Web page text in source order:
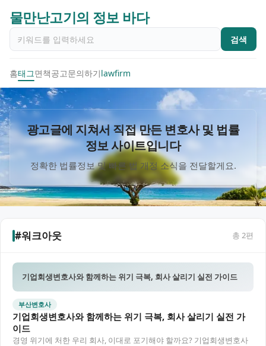
물만난고기의 정보 바다
검색
홈태그면책공고문의하기lawfirm
광고글에 지쳐서 직접 만든 변호사 및 법률
정보 사이트입니다
정확한 법률정보 및 빠른 법 개정 소식을 전달할게요.
#워크아웃 총 2편
기업회생변호사와 함께하는 위기 극복, 회사 살리기 실전 가이드
부산변호사
기업회생변호사와 함께하는 위기 극복, 회사 살리기 실전 가
이드
경영 위기에 처한 우리 회사, 이대로 포기해야 할까요? 기업회생변호사